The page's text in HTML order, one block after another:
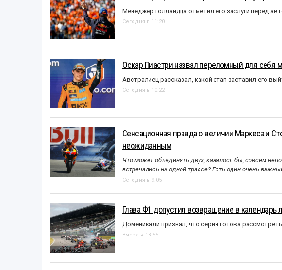
Менеджер голландца отметил его заслуги перед
Сегодня в 11:20
Оскар Пиастри назвал переломный для себя
Австралиец рассказал, какой этап заставил его
Сегодня в 10:22
Сенсационная правда о величии Маркеса и
неожиданным
Что может объединять двух, казалось бы, совсем
встречались на одной трассе? Есть один очень
Сегодня в 9:05
Глава Ф1 допустил возвращение в календарь
Доменикали признал, что серия готова
Вчера в 18:55